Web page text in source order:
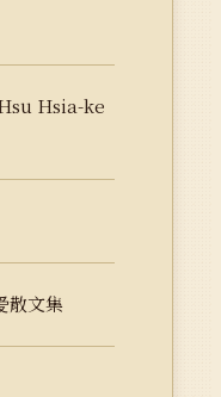
Hsia-ke
散文集